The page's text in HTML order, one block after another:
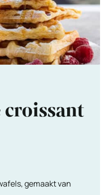
gemaakt van